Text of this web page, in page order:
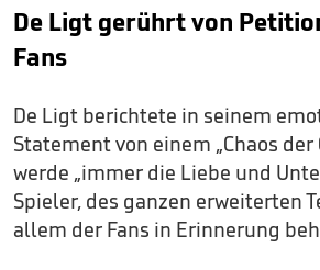
De Ligt gerührt von
Fans
De Ligt berichtete in seinem
Statement von einem „Chaos der
werde „immer die Liebe und
Spieler, des ganzen erweiterten
allem der Fans in Erinnerung